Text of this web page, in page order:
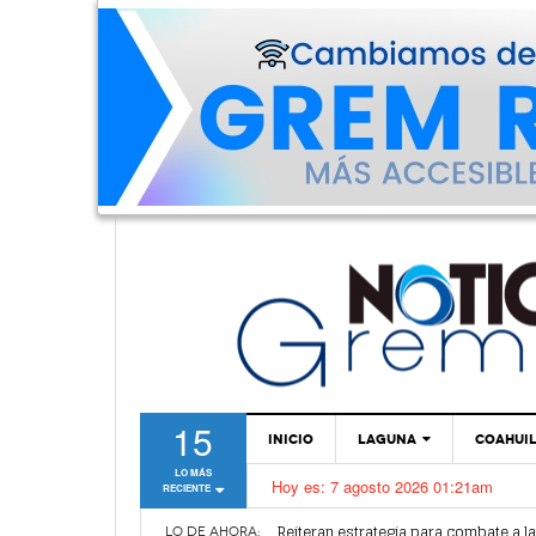
15
LO MÁS
RECIENTE
INICIO LAGUNA
TORREÓN
GÓMEZ PALACIO
Hoy es: 7 agosto 2026 01:21am
LO DE AHORA:
Alertan por plaga de garrapatas en